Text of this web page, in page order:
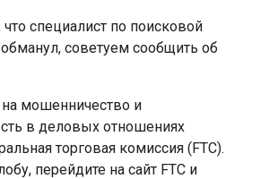
что специалист по поисковой
советуем сообщить об
мошенничество и
в деловых отношениях
торговая комиссия (FTC).
перейдите на сайт FTC и